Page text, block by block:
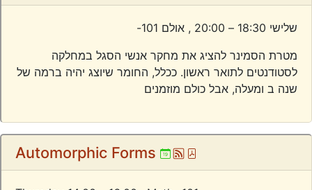
שלישי 18:30 – 20:00 ,
אולם 101-
מטרת הסמינר להציג את מחקר אנשי הסגל במחלקה
לסטודנטים לתואר ראשון. ככלל, החומר שיוצג יהיה ברמה של
שנה ב ומעלה, אבל כולם מוזמנים
Automorphic Forms IcalAtom